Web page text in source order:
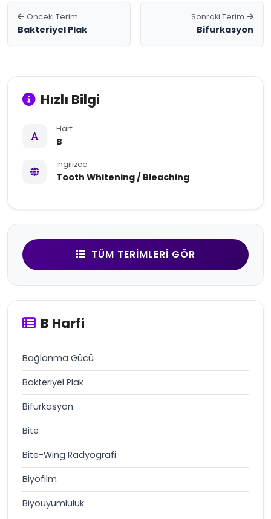
Önceki Terim
Bakteriyel Plak
Sonraki Terim
Bifurkasyon
Hızlı Bilgi
Harf
B
İngilizce
Tooth Whitening / Bleaching
TÜM TERIMLERI GÖR
B Harfi
Bağlanma Gücü
Bakteriyel Plak
Bifurkasyon
Bite
Bite-Wing Radyografi
Biyofilm
Biyouyumluluk